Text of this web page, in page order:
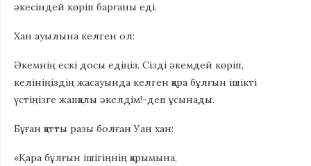
әкесіндей көріп барғаны еді.
Хан ауылына келген ол:
Әкемнің ескі досы едіңіз. Сізді әкемдей көріп,
келініңіздің жасауында келген қара бұлғын ішікті
үстіңізге жапқалы әкелдім!-деп ұсынады.
Бұған қатты разы болған Уан хан:
«Қара бұлғын ішігіңнің қарымына,